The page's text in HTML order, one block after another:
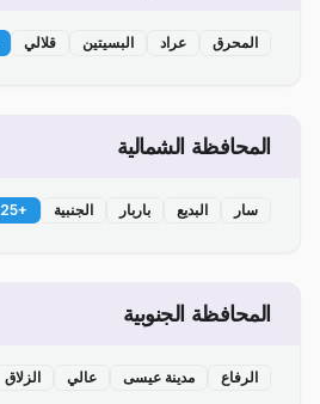
المحرق عراد البسيتين قلالي
المحافظة الشمالية
سار البديع باربار الجنبية +
25
المحافظة الجنوبية
الرفاع مدينة عيسى عالي الزلاق